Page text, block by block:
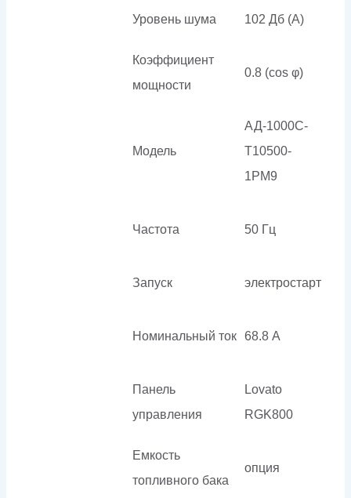
Уровень шума 102 Дб (А)
Коэффициент
мощности
0.8 (cos φ)
Модель
АД-1000С-
Т10500-
1РМ9
Частота 50 Гц
Запуск электростарт
Номинальный ток 68.8 А
Панель
управления
Lovato
RGK800
Емкость
топливного бака
опция